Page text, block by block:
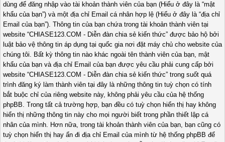
dùng để đăng nhập vào tài khoản thành viên của bạn (Hiểu ở đây là “mật
khẩu của bạn”) và một địa chỉ Email cá nhân hợp lệ (Hiểu ở đây là “địa chỉ
Email của bạn”). Thông tin của bạn chứa trong tài khoản thành viên tại
website “CHIASE123.COM - Diễn đàn chia sẻ kiến thức” được bảo hộ bởi
luật bảo vệ thông tin áp dụng tại quốc gia nơi đặt máy chủ cho website của
chúng tôi. Bất kỳ thông tin nào khác ngoài tên thành viên của bạn, mật
khẩu của bạn và địa chỉ Email của bạn được yêu cầu phải cung cấp bởi
website “CHIASE123.COM - Diễn đàn chia sẻ kiến thức” trong suốt quá
trình đăng ký làm thành viên tại đây là những thông tin tuỳ chọn có tính
bắt buộc chỉ của riêng website này, không phải yêu cầu của hệ thống
phpBB. Trong tất cả trường hợp, bạn đều có tuỳ chọn hiển thị hay không
hiển thị những thông tin này cho mọi người biết trong phần thiết lập cá
nhân của mình. Hơn nữa, trong tài khoản thành viên của bạn, bạn cũng có
tuỳ chọn hiển thị hay ẩn đi địa chỉ Email của mình từ hệ thống phpBB để